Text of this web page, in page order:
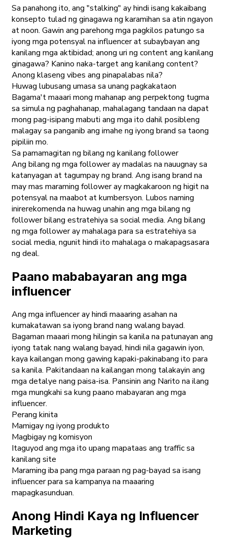
Sa panahong ito, ang "stalking" ay hindi isang kakaibang
konsepto tulad ng ginagawa ng karamihan sa atin ngayon
at noon. Gawin ang parehong mga pagkilos patungo sa
iyong mga potensyal na influencer at subaybayan ang
kanilang mga aktibidad; anong uri ng content ang kanilang
ginagawa? Kanino naka-target ang kanilang content?
Anong klaseng vibes ang pinapalabas nila?
Huwag lubusang umasa sa unang pagkakataon
Bagama't maaari mong mahanap ang perpektong tugma
sa simula ng paghahanap, mahalagang tandaan na dapat
mong pag-isipang mabuti ang mga ito dahil posibleng
malagay sa panganib ang imahe ng iyong brand sa taong
pipiliin mo.
Sa pamamagitan ng bilang ng kanilang follower
Ang bilang ng mga follower ay madalas na nauugnay sa
katanyagan at tagumpay ng brand. Ang isang brand na
may mas maraming follower ay magkakaroon ng higit na
potensyal na maabot at kumbersyon. Lubos naming
inirerekomenda na huwag unahin ang mga bilang ng
follower bilang estratehiya sa social media. Ang bilang
ng mga follower ay mahalaga para sa estratehiya sa
social media, ngunit hindi ito mahalaga o makapagsasara
ng deal.
Paano mababayaran ang mga
influencer
Ang mga influencer ay hindi maaaring asahan na
kumakatawan sa iyong brand nang walang bayad.
Bagaman maaari mong hilingin sa kanila na patunayan ang
iyong tatak nang walang bayad, hindi nila gagawin iyon,
kaya kailangan mong gawing kapaki-pakinabang ito para
sa kanila. Pakitandaan na kailangan mong talakayin ang
mga detalye nang paisa-isa. Pansinin ang Narito na ilang
mga mungkahi sa kung paano mabayaran ang mga
influencer.
Perang kinita
Mamigay ng iyong produkto
Magbigay ng komisyon
Itaguyod ang mga ito upang mapataas ang traffic sa
kanilang site
Maraming iba pang mga paraan ng pag-bayad sa isang
influencer para sa kampanya na maaaring
mapagkasunduan.
Anong Hindi Kaya ng Influencer
Marketing